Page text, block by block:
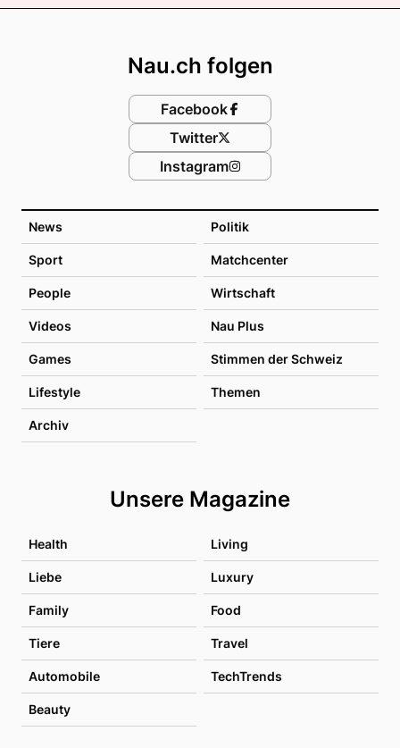
News Politik
Sport Matchcenter
People Wirtschaft
Videos Nau Plus
Games Stimmen der Schweiz
Lifestyle Themen
Archiv
Unsere Magazine
Health Living
Liebe Luxury
Family Food
Tiere Travel
Automobile TechTrends
Beauty
Nau.ch folgen
Facebook
Twitter
Instagram